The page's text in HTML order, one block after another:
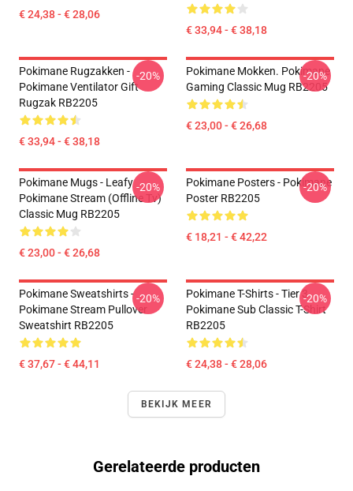
€ 24,38 - € 28,06
€ 33,94 - € 38,18
Pokimane Rugzakken -
Pokimane Ventilator Gift
Rugzak RB2205
€ 33,94 - € 38,18
-20%
Pokimane Mokken. Pokimane
Gaming Classic Mug RB2205
€ 23,00 - € 26,68
-20%
Pokimane Mugs - Leafy
Pokimane Stream (Offline Tv)
Classic Mug RB2205
€ 23,00 - € 26,68
-20%
Pokimane Posters - Pokimane
Poster RB2205
€ 18,21 - € 42,22
-20%
Pokimane Sweatshirts -
Pokimane Stream Pullover
Sweatshirt RB2205
€ 37,67 - € 44,11
-20%
Pokimane T-Shirts - Tier 3
Pokimane Sub Classic T-Shirt
RB2205
€ 24,38 - € 28,06
-20%
BEKIJK MEER
Gerelateerde producten